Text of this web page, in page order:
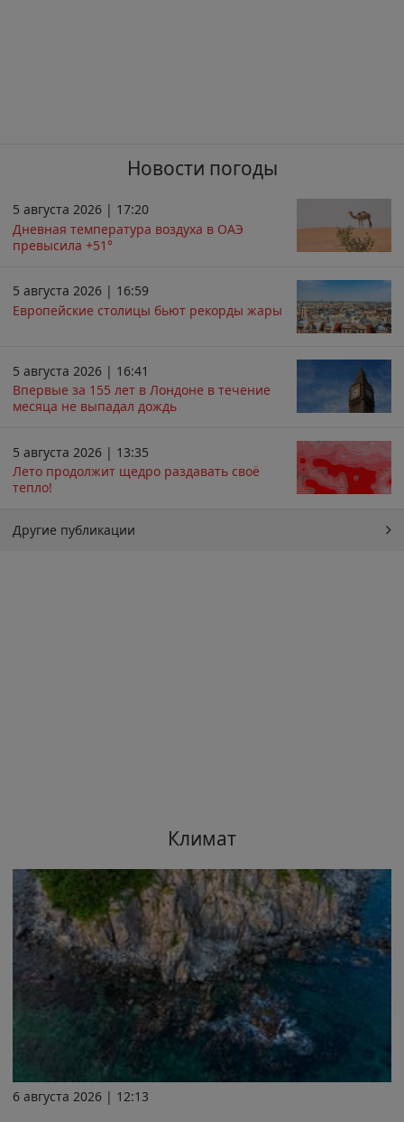
Новости погоды
5 августа 2026 | 17:20
Дневная температура воздуха в ОАЭ
превысила +51°
5 августа 2026 | 16:59
Европейские столицы бьют рекорды жары
5 августа 2026 | 16:41
Впервые за 155 лет в Лондоне в течение
месяца не выпадал дождь
5 августа 2026 | 13:35
Лето продолжит щедро раздавать своё
тепло!
Другие публикации
Климат
6 августа 2026 | 12:13